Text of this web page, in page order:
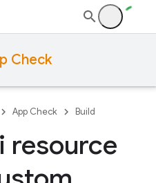
Check
App Check Build
resource